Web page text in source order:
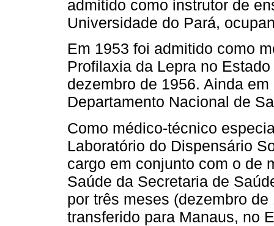
admitido como instrutor de
Universidade do Pará,
Em 1953 foi admitido como
Profilaxia da Lepra no
dezembro de 1956. Ainda
Departamento Nacional de
Como médico-técnico
Laboratório do Dispensário
cargo em conjunto com o de
Saúde da Secretaria de
por três meses (dezembro
transferido para Manaus, no